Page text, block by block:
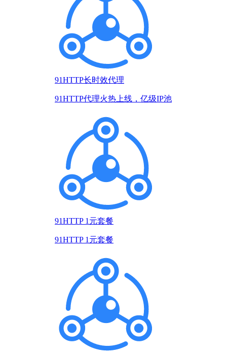
91HTTP长时效代理
91HTTP代理火热上线，亿级IP池
91HTTP 1元套餐
91HTTP 1元套餐